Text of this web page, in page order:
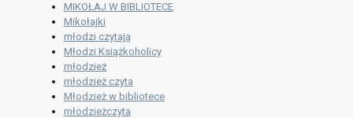
MIKOŁAJ W BIBLIOTECE
Mikołajki
młodzi czytają
Młodzi Książkoholicy
młodzież
młodzież czyta
Młodzież w bibliotece
młodzieżczyta